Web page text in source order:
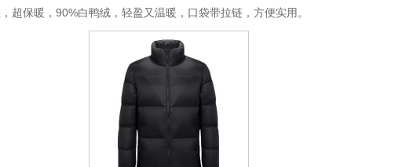
超保暖，90%白鸭绒，轻盈又温暖，口袋带拉链，方便实用。